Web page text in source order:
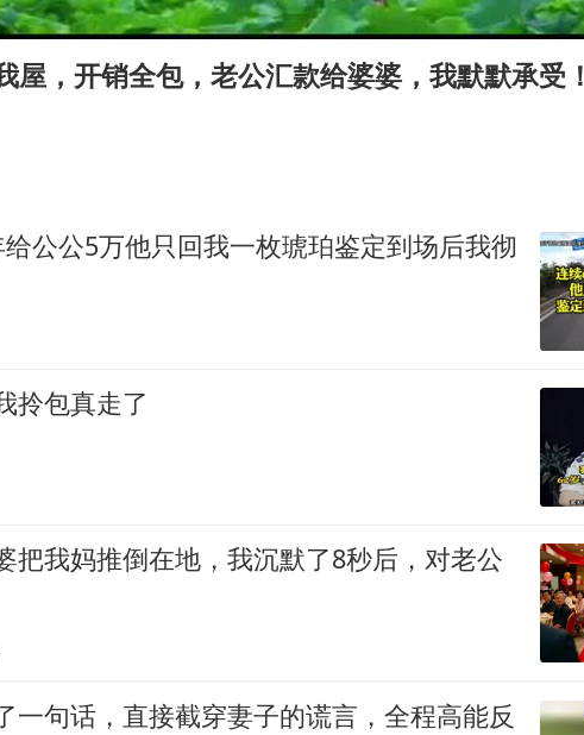
我国编制完成新版全月地质图
现代版摸金校尉落网查获400多枚古币
深圳地面沉降致车辆损坏系谣言
屋，开销全包，老公汇款给婆婆，我默默承受！
公公5万他只回我一枚琥珀鉴定到场后我彻
拎包真走了
把我妈推倒在地，我沉默了8秒后，对老公
一句话，直接截穿妻子的谎言，全程高能反